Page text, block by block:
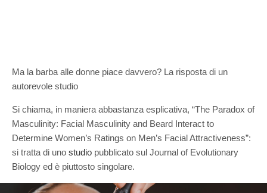
Ma la barba alle donne piace davvero? La risposta di un
autorevole studio
Si chiama, in maniera abbastanza esplicativa, “The Paradox of
Masculinity: Facial Masculinity and Beard Interact to
Determine Women’s Ratings on Men’s Facial Attractiveness”:
si tratta di uno studio pubblicato sul Journal of Evolutionary
Biology ed è piuttosto singolare.